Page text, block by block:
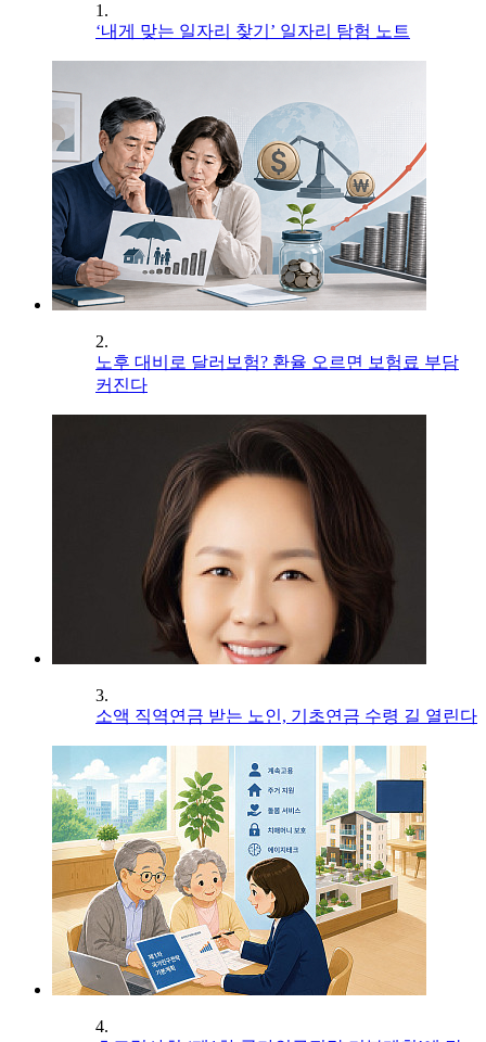
1.
‘내게 맞는 일자리 찾기’ 일자리 탐험 노트
2.
노후 대비로 달러보험? 환율 오르면 보험료 부담
커진다
3.
소액 직역연금 받는 노인, 기초연금 수령 길 열린다
4.